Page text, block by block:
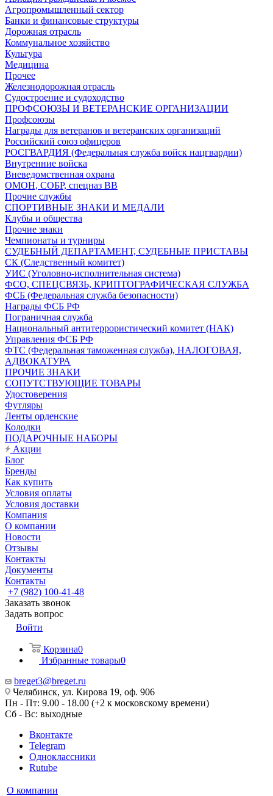
Агропромышленный сектор
Банки и финансовые структуры
Дорожная отрасль
Коммунальное хозяйство
Культура
Медицина
Прочее
Железнодорожная отрасль
Судостроение и судоходство
ПРОФСОЮЗЫ И ВЕТЕРАНСКИЕ ОРГАНИЗАЦИИ
Профсоюзы
Награды для ветеранов и ветеранских организаций
Российский союз офицеров
РОСГВАРДИЯ (Федеральная служба войск нацгвардии)
Внутренние войска
Вневедомственная охрана
ОМОН, СОБР, спецназ ВВ
Прочие службы
СПОРТИВНЫЕ ЗНАКИ И МЕДАЛИ
Клубы и общества
Прочие знаки
Чемпионаты и турниры
СУДЕБНЫЙ ДЕПАРТАМЕНТ, СУДЕБНЫЕ ПРИСТАВЫ
СК (Следственный комитет)
УИС (Уголовно-исполнительная система)
ФСО, СПЕЦСВЯЗЬ, КРИПТОГРАФИЧЕСКАЯ СЛУЖБА
ФСБ (Федеральная служба безопасности)
Награды ФСБ РФ
Пограничная служба
Национальный антитеррористический комитет (НАК)
Управления ФСБ РФ
ФТС (Федеральная таможенная служба), НАЛОГОВАЯ,
АДВОКАТУРА
ПРОЧИЕ ЗНАКИ
СОПУТСТВУЮЩИЕ ТОВАРЫ
Удостоверения
Футляры
Ленты орденские
Колодки
ПОДАРОЧНЫЕ НАБОРЫ
Акции
Блог
Бренды
Как купить
Условия оплаты
Условия доставки
Компания
О компании
Новости
Отзывы
Контакты
Документы
Контакты
+7 (982) 100-41-48
Заказать звонок
Задать вопрос
Войти
Корзина0
Избранные товары0
breget3@breget.ru
Челябинск, ул. Кирова 19, оф. 906
Пн - Пт: 9.00 - 18.00 (+2 к московскому времени)
Сб - Вс: выходные
Вконтакте
Telegram
Одноклассники
Rutube
О компании